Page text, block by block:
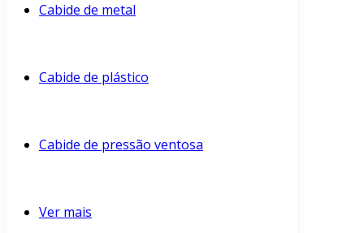
Cabide de metal
Cabide de plástico
Cabide de pressão ventosa
Ver mais